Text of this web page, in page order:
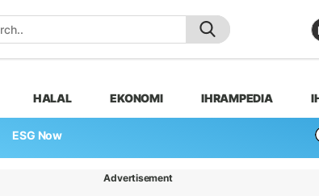
HALAL EKONOMI IHRAMPEDIA
ESG Now
Advertisement